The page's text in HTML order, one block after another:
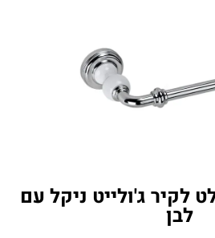
לקיר ג'ולייט ניקל עם
לבן